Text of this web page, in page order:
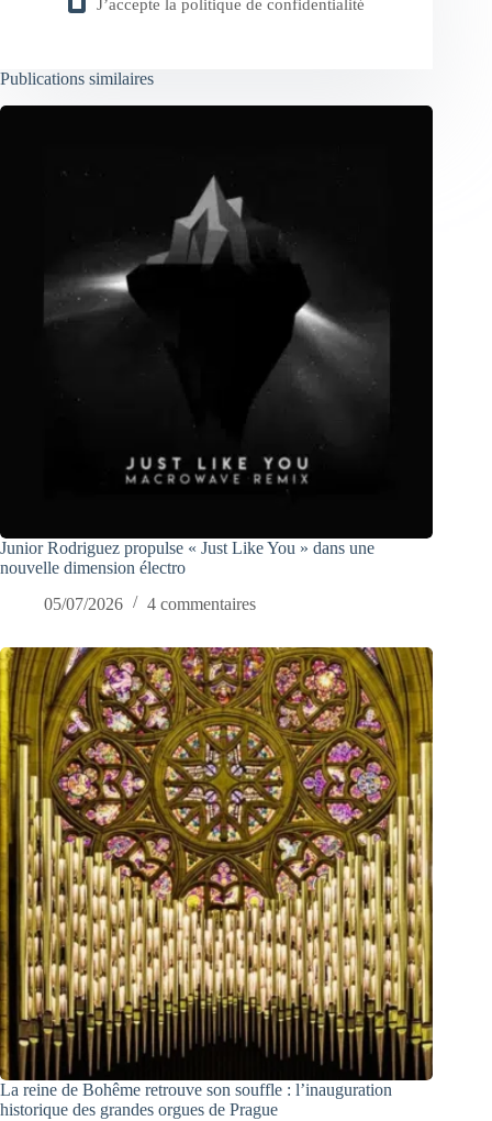
J’accepte la politique de confidentialité
Publications similaires
Junior Rodriguez propulse « Just Like You » dans une
nouvelle dimension électro
05/07/2026
4 commentaires
La reine de Bohême retrouve son souffle : l’inauguration
historique des grandes orgues de Prague